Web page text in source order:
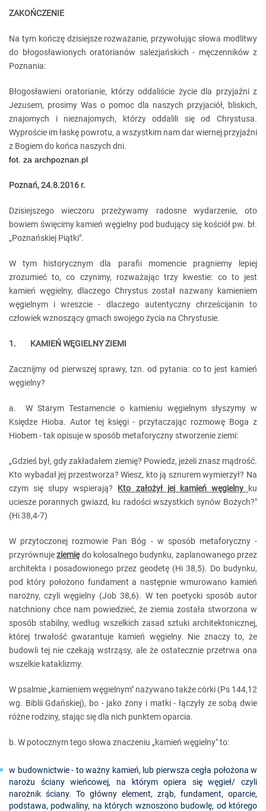
ZAKOŃCZENIE
Na tym kończę dzisiejsze rozważanie, przywołując słowa modlitwy
do błogosławionych oratorianów salezjańskich - męczenników z
Poznania:
Błogosławieni oratorianie, którzy oddaliście życie dla przyjaźni z
Jezusem, prosimy Was o pomoc dla naszych przyjaciół, bliskich,
znajomych i nieznajomych, którzy oddalili się od Chrystusa.
Wyproście im łaskę powrotu, a wszystkim nam dar wiernej przyjaźni
z Bogiem do końca naszych dni.
fot. za archpoznan.pl
Poznań, 24.8.2016 r.
Dzisiejszego wieczoru przeżywamy radosne wydarzenie, oto
bowiem święcimy kamień węgielny pod budujący się kościół pw. bł.
„Poznańskiej Piątki".
W tym historycznym dla parafii momencie pragniemy lepiej
zrozumieć to, co czynimy, rozważając trzy kwestie: co to jest
kamień węgielny, dlaczego Chrystus został nazwany kamieniem
węgielnym i wreszcie - dlaczego autentyczny chrześcijanin to
człowiek wznoszący gmach swojego życia na Chrystusie.
1. KAMIEŃ WĘGIELNY ZIEMI
Zacznijmy od pierwszej sprawy, tzn. od pytania: co to jest kamień
węgielny?
a. W Starym Testamencie o kamieniu węgielnym słyszymy w
Księdze Hioba. Autor tej księgi - przytaczając rozmowę Boga z
Hiobem - tak opisuje w sposób metaforyczny stworzenie ziemi:
„Gdzieś był, gdy zakładałem ziemię? Powiedz, jeżeli znasz mądrość.
Kto wybadał jej przestworza? Wiesz, kto ją sznurem wymierzył? Na
czym się słupy wspierają? Kto założył jej kamień węgielny
ku
uciesze porannych gwiazd, ku radości wszystkich synów Bożych?"
(Hi 38,4-7)
W przytoczonej rozmowie Pan Bóg - w sposób metaforyczny -
przyrównujeziemiędo kolosalnego budynku, zaplanowanego przez
architekta i posadowionego przez geodetę (Hi 38,5). Do budynku,
pod który położono fundament a następnie wmurowano kamień
narożny, czyli węgielny (Job 38,6). W ten poetycki sposób autor
natchniony chce nam powiedzieć, że ziemia została stworzona w
sposób stabilny, według wszelkich zasad sztuki architektonicznej,
której trwałość gwarantuje kamień węgielny. Nie znaczy to, że
budowli tej nie czekają wstrząsy, ale że ostatecznie przetrwa ona
wszelkie kataklizmy.
W psalmie „kamieniem węgielnym" nazywano także córki (Ps 144,12
wg. Biblii Gdańskiej), bo - jako żony i matki - łączyły ze sobą dwie
różne rodziny, stając się dla nich punktem oparcia.
b. W potocznym tego słowa znaczeniu „kamień węgielny" to:
w budownictwie - to ważny kamień, lub pierwsza cegła położona w
narożu ściany wieńcowej, na którym opiera się węgieł/ czyli
narożnik ściany. To główny element, zrąb, fundament, oparcie,
podstawa, podwaliny, na których wznoszono budowlę, od którego